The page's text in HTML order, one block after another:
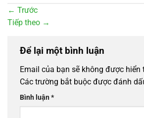
← Trước
Tiếp theo →
Để lại một bình luận
Email của bạn sẽ không được hiển
Các trường bắt buộc được đánh
Bình luận*